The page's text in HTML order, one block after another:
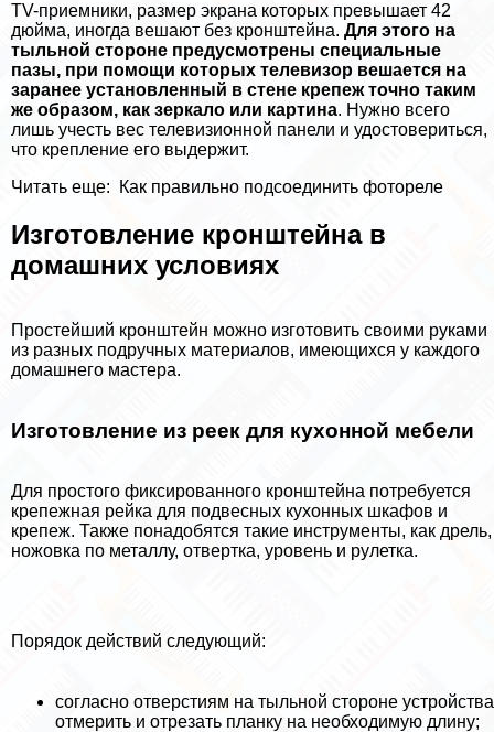
TV-приемники, размер экрана которых превышает 42
дюйма, иногда вешают без кронштейна. Для этого на
тыльной стороне предусмотрены специальные
пазы, при помощи которых телевизор вешается на
заранее установленный в стене крепеж точно таким
же образом, как зеркало или картина. Нужно всего
лишь учесть вес телевизионной панели и удостовериться,
что крепление его выдержит.
Читать еще:
Как правильно подсоединить фотореле
Изготовление кронштейна в
домашних условиях
Простейший кронштейн можно изготовить своими руками
из разных подручных материалов, имеющихся у каждого
домашнего мастера.
Изготовление из реек для кухонной мебели
Для простого фиксированного кронштейна потребуется
крепежная рейка для подвесных кухонных шкафов и
крепеж. Также понадобятся такие инструменты, как дрель,
ножовка по металлу, отвертка, уровень и рулетка.
Порядок действий следующий:
согласно отверстиям на тыльной стороне устройства
отмерить и отрезать планку на необходимую длину;